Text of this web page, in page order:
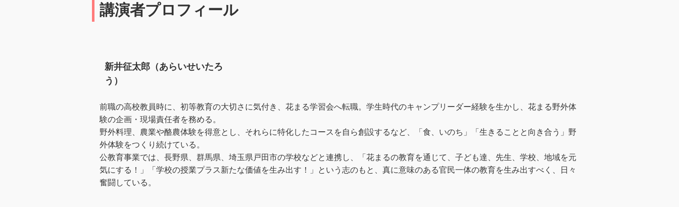
講演者プロフィール
新井征太郎（あらいせいたろ
う）
前職の高校教員時に、初等教育の大切さに気付き、花まる学習会へ転職。学生時代のキャンプリーダー経験を生かし、花まる野外体
験の企画・現場責任者を務める。
野外料理、農業や酪農体験を得意とし、それらに特化したコースを自ら創設するなど、「食、いのち」「生きることと向き合う」野
外体験をつくり続けている。
公教育事業では、長野県、群馬県、埼玉県戸田市の学校などと連携し、「花まるの教育を通じて、子ども達、先生、学校、地域を元
気にする！」「学校の授業プラス新たな価値を生み出す！」という志のもと、真に意味のある官民一体の教育を生み出すべく、日々
奮闘している。